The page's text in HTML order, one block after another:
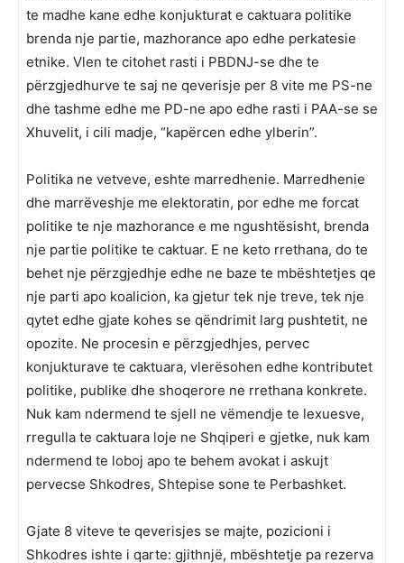
te madhe kane edhe konjukturat e caktuara politike
brenda nje partie, mazhorance apo edhe perkatesie
etnike. Vlen te citohet rasti i PBDNJ-se dhe te
përzgjedhurve te saj ne qeverisje per 8 vite me PS-ne
dhe tashme edhe me PD-ne apo edhe rasti i PAA-se se
Xhuvelit, i cili madje, “kapërcen edhe ylberin”.
Politika ne vetveve, eshte marredhenie. Marredhenie
dhe marrëveshje me elektoratin, por edhe me forcat
politike te nje mazhorance e me ngushtësisht, brenda
nje partie politike te caktuar. E ne keto rrethana, do te
behet nje përzgjedhje edhe ne baze te mbështetjes qe
nje parti apo koalicion, ka gjetur tek nje treve, tek nje
qytet edhe gjate kohes se qëndrimit larg pushtetit, ne
opozite. Ne procesin e përzgjedhjes, pervec
konjukturave te caktuara, vlerësohen edhe kontributet
politike, publike dhe shoqerore ne rrethana konkrete.
Nuk kam ndermend te sjell ne vëmendje te lexuesve,
rregulla te caktuara loje ne Shqiperi e gjetke, nuk kam
ndermend te loboj apo te behem avokat i askujt
pervecse Shkodres, Shtepise sone te Perbashket.
Gjate 8 viteve te qeverisjes se majte, pozicioni i
Shkodres ishte i qarte: gjithnjë, mbështetje pa rezerva